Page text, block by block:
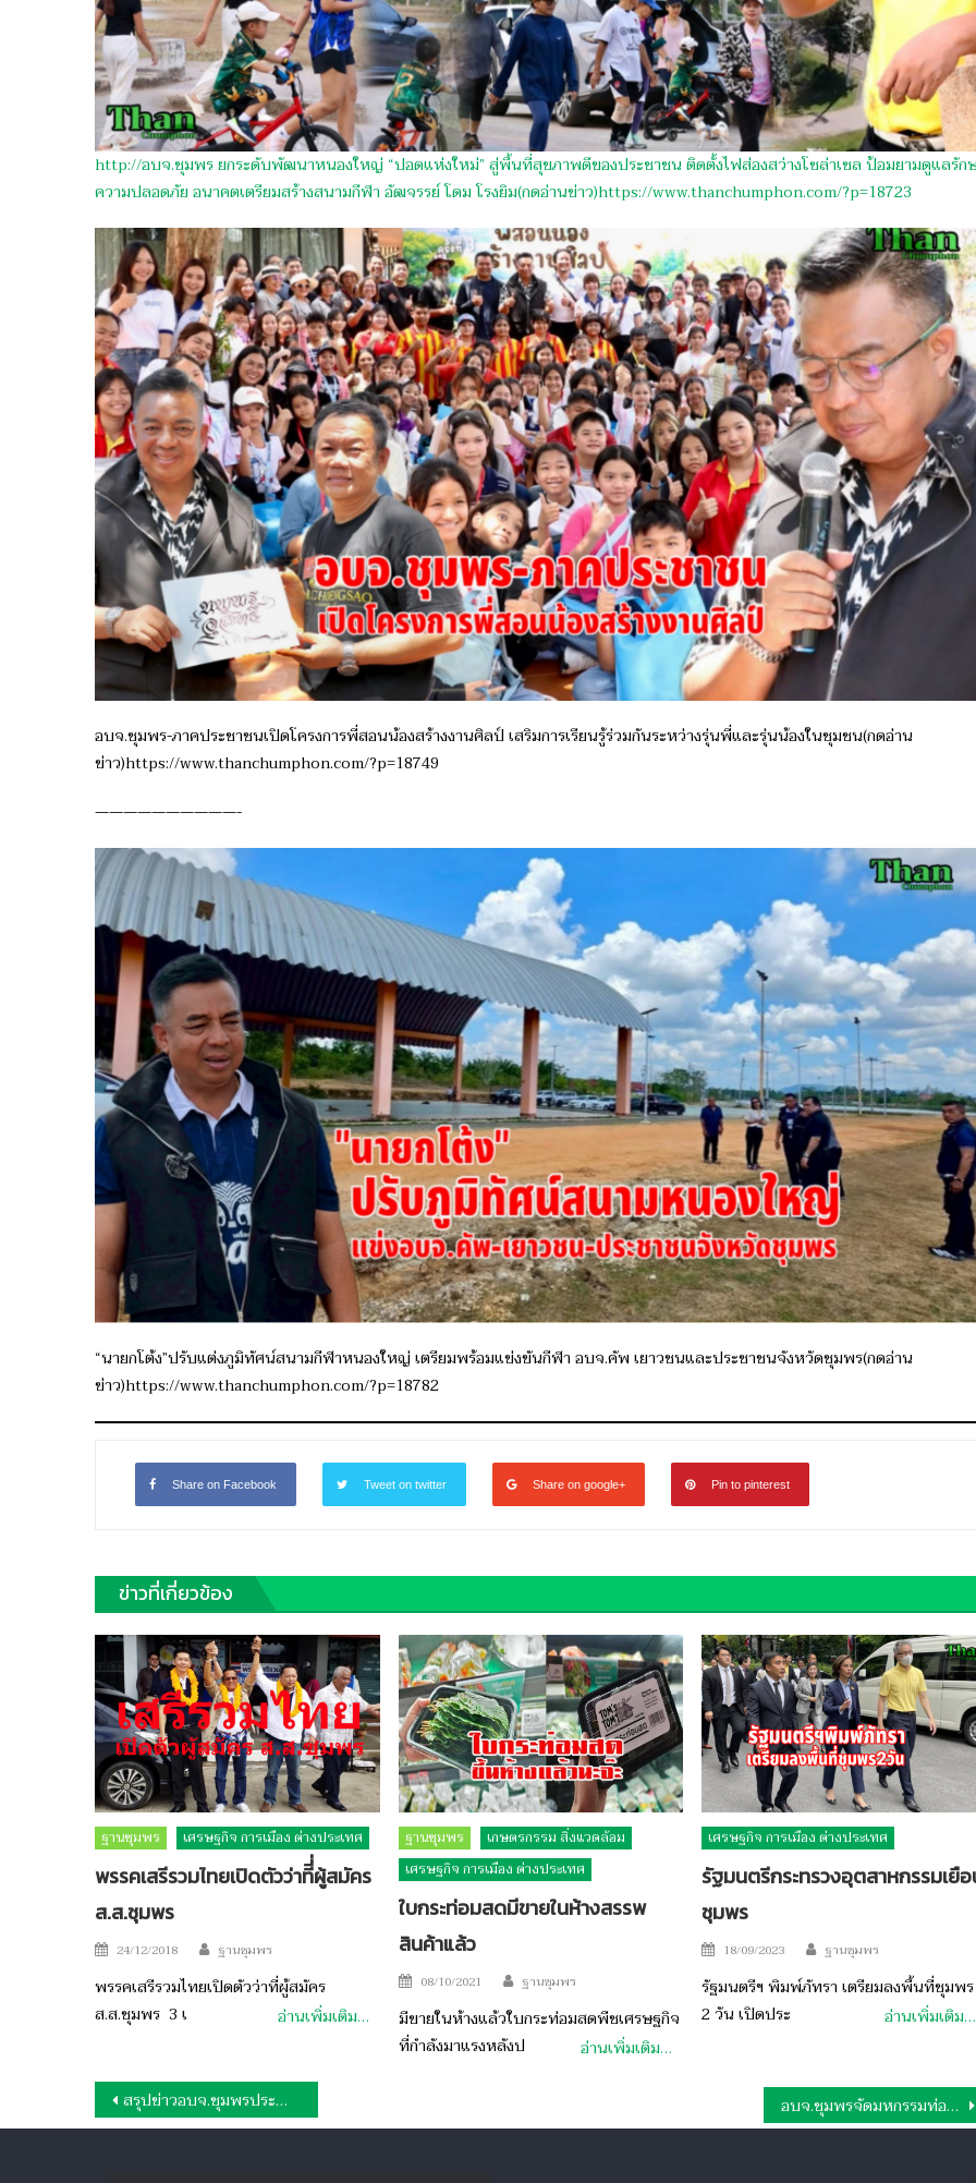
http://อบจ.ชุมพร ยกระดับพัฒนาหนองใหญ่ “ปอดแห่งใหม่” สู่พื้นที่สุขภาพดีของประชาชน ติดตั้งไฟส่องสว่างโซล่าเซล ป้อมยามดูแลรัก
ความปลอดภัย อนาคตเตรียมสร้างสนามกีฬา อัฒจรรย์ โดม โรงยิม(กดอ่านข่าว)https://www.thanchumphon.com/?p=18723
อบจ.ชุมพร-ภาคประชาชนเปิดโครงการพี่สอนน้องสร้างงานศิลป์ เสริมการเรียนรู้ร่วมกันระหว่างรุ่นพี่และรุ่นน้องในชุมชน(กดอ่าน
ข่าว)https://www.thanchumphon.com/?p=18749
——————————-
“นายกโต้ง”ปรับแต่งภูมิทัศน์สนามกีฬาหนองใหญ่ เตรียมพร้อมแข่งขันกีฬา อบจ.คัพ เยาวชนและประชาชนจังหวัดชุมพร(กดอ่าน
ข่าว)https://www.thanchumphon.com/?p=18782
Share on Facebook Tweet on twitter Share on google+ Pin to pinterest
ข่าวที่เกี่ยวข้อง
ฐานชุมพร เศรษฐกิจ การเมือง ต่างประเทศ
พรรคเสรีรวมไทยเปิดตัวว่าทีี่่ผู้สมัคร
ส.ส.ชุมพร
Posted
24/12/2018 Author
ฐานชุมพร
พรรคเสรีรวมไทยเปิดตัวว่าที่ผู้สมัคร
ส.ส.ชุมพร 3 เ
อ่านเพิ่มเติม…
ฐานชุมพร
เกษตรกรรม สิ่งแวดล้อม
เศรษฐกิจ การเมือง ต่างประเทศ
ใบกระท่อมสดมีขายในห้างสรรพ
สินค้าแล้ว
Posted
08/10/2021 Author
ฐานชุมพร
มีขายในห้างแล้วใบกระท่อมสดพืชเศรษฐกิจ
ที่กำลังมาแรงหลังป
อ่านเพิ่มเติม…
เศรษฐกิจ การเมือง ต่างประเทศ
รัฐมนตรีกระทรวงอุตสาหกรรมเยื
ชุมพร
Posted
18/09/2023 Author
ฐานชุมพร
รัฐมนตรีฯ พิมพ์ภัทรา เตรียมลงพื้นที่ชุมพร
2 วัน เปิดประ
อ่านเพิ่มเติม…
แนะแนว
เรื่อง
สรุปข่าวอบจ.ชุมพรประจำเดือนเมษายน 2569 อบจ.ชุมพรจัดมหกรรมท่องเที่ยวชุมชน